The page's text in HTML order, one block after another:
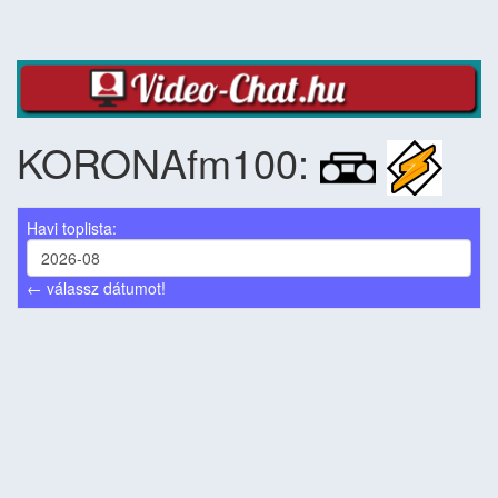
KORONAfm100:
Havi toplista:
← válassz dátumot!